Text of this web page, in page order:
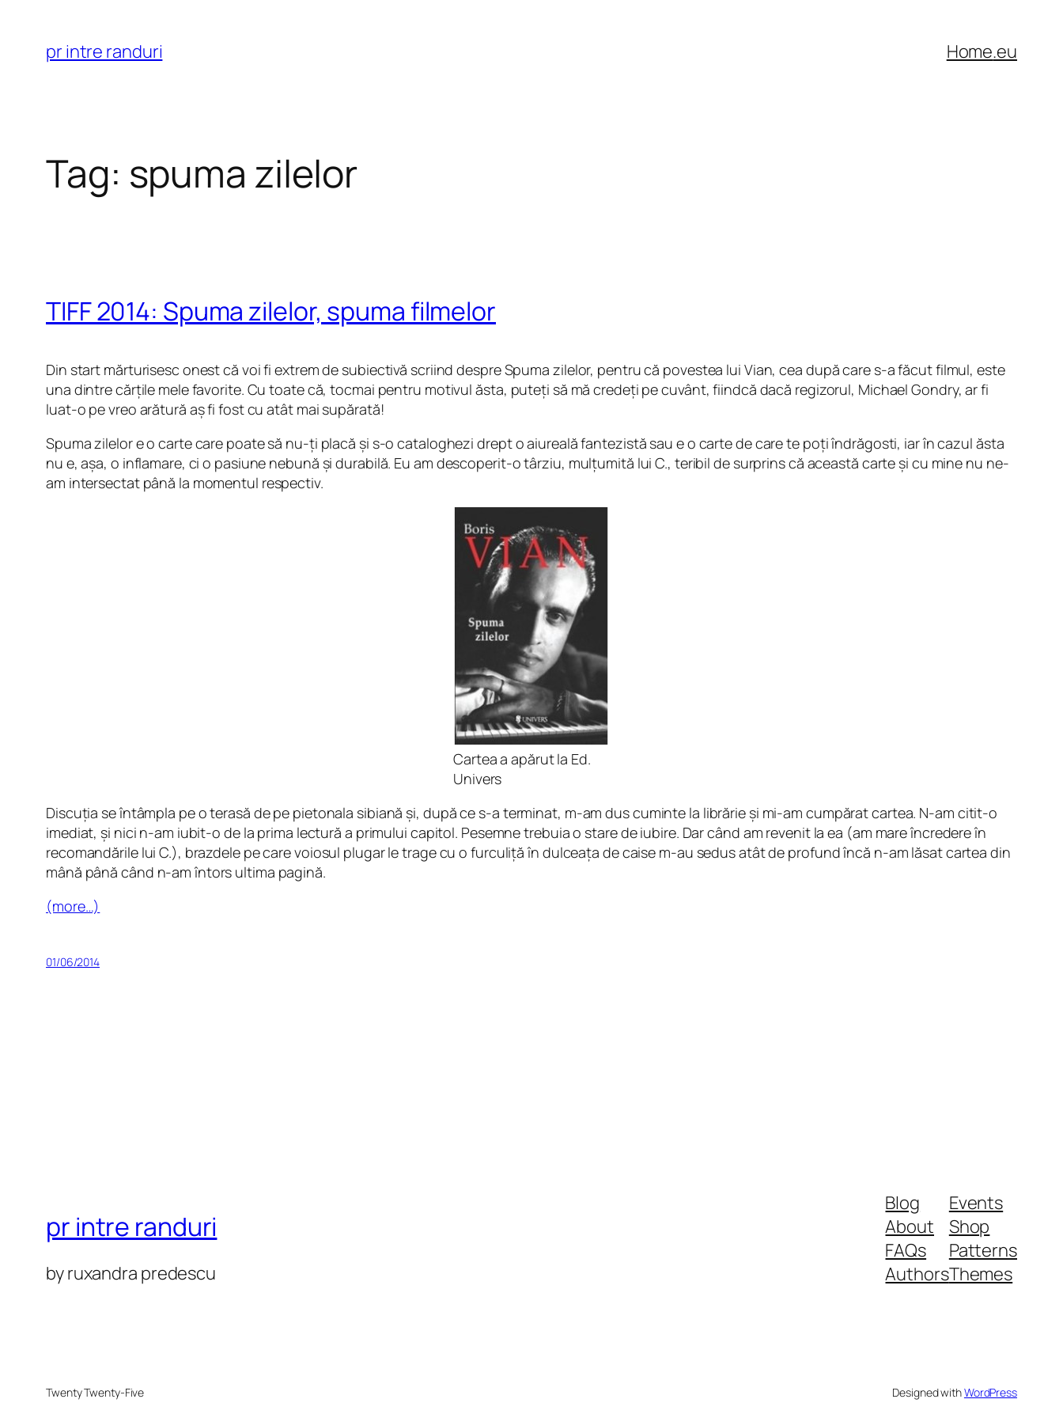
content
pr intre randuri Home.eu
Tag: spuma zilelor
TIFF 2014: Spuma zilelor, spuma filmelor
Din start mărturisesc onest că voi fi extrem de subiectivă scriind despre Spuma zilelor, pentru că povestea lui Vian, cea după care s-a făcut filmul, este
una dintre cărțile mele favorite. Cu toate că, tocmai pentru motivul ăsta, puteți să mă credeți pe cuvânt, fiindcă dacă regizorul, Michael Gondry, ar fi
luat-o pe vreo arătură aș fi fost cu atât mai supărată!
Spuma zilelor e o carte care poate să nu-ți placă și s-o cataloghezi drept o aiureală fantezistă sau e o carte de care te poți îndrăgosti, iar în cazul ăsta
nu e, așa, o inflamare, ci o pasiune nebună și durabilă. Eu am descoperit-o târziu, mulțumită lui C., teribil de surprins că această carte și cu mine nu ne-
am intersectat până la momentul respectiv.
Cartea a apărut la Ed.
Univers
Discuția se întâmpla pe o terasă de pe pietonala sibiană și, după ce s-a terminat, m-am dus cuminte la librărie și mi-am cumpărat cartea. N-am citit-o
imediat, și nici n-am iubit-o de la prima lectură a primului capitol. Pesemne trebuia o stare de iubire. Dar când am revenit la ea (am mare încredere în
recomandările lui C.), brazdele pe care voiosul plugar le trage cu o furculiță în dulceața de caise m-au sedus atât de profund încă n-am lăsat cartea din
mână până când n-am întors ultima pagină.
(more…)
01/06/2014
pr intre randuri
by ruxandra predescu
Blog
About
FAQs
Authors
Events
Shop
Patterns
Themes
Twenty Twenty-Five Designed withWordPress